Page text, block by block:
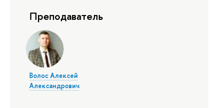
Преподаватель
Волос Алексей
Александрович